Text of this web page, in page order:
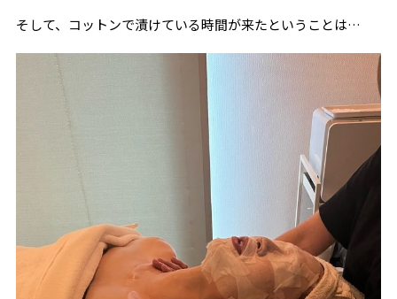
そして、コットンで漬けている時間が来たということは…